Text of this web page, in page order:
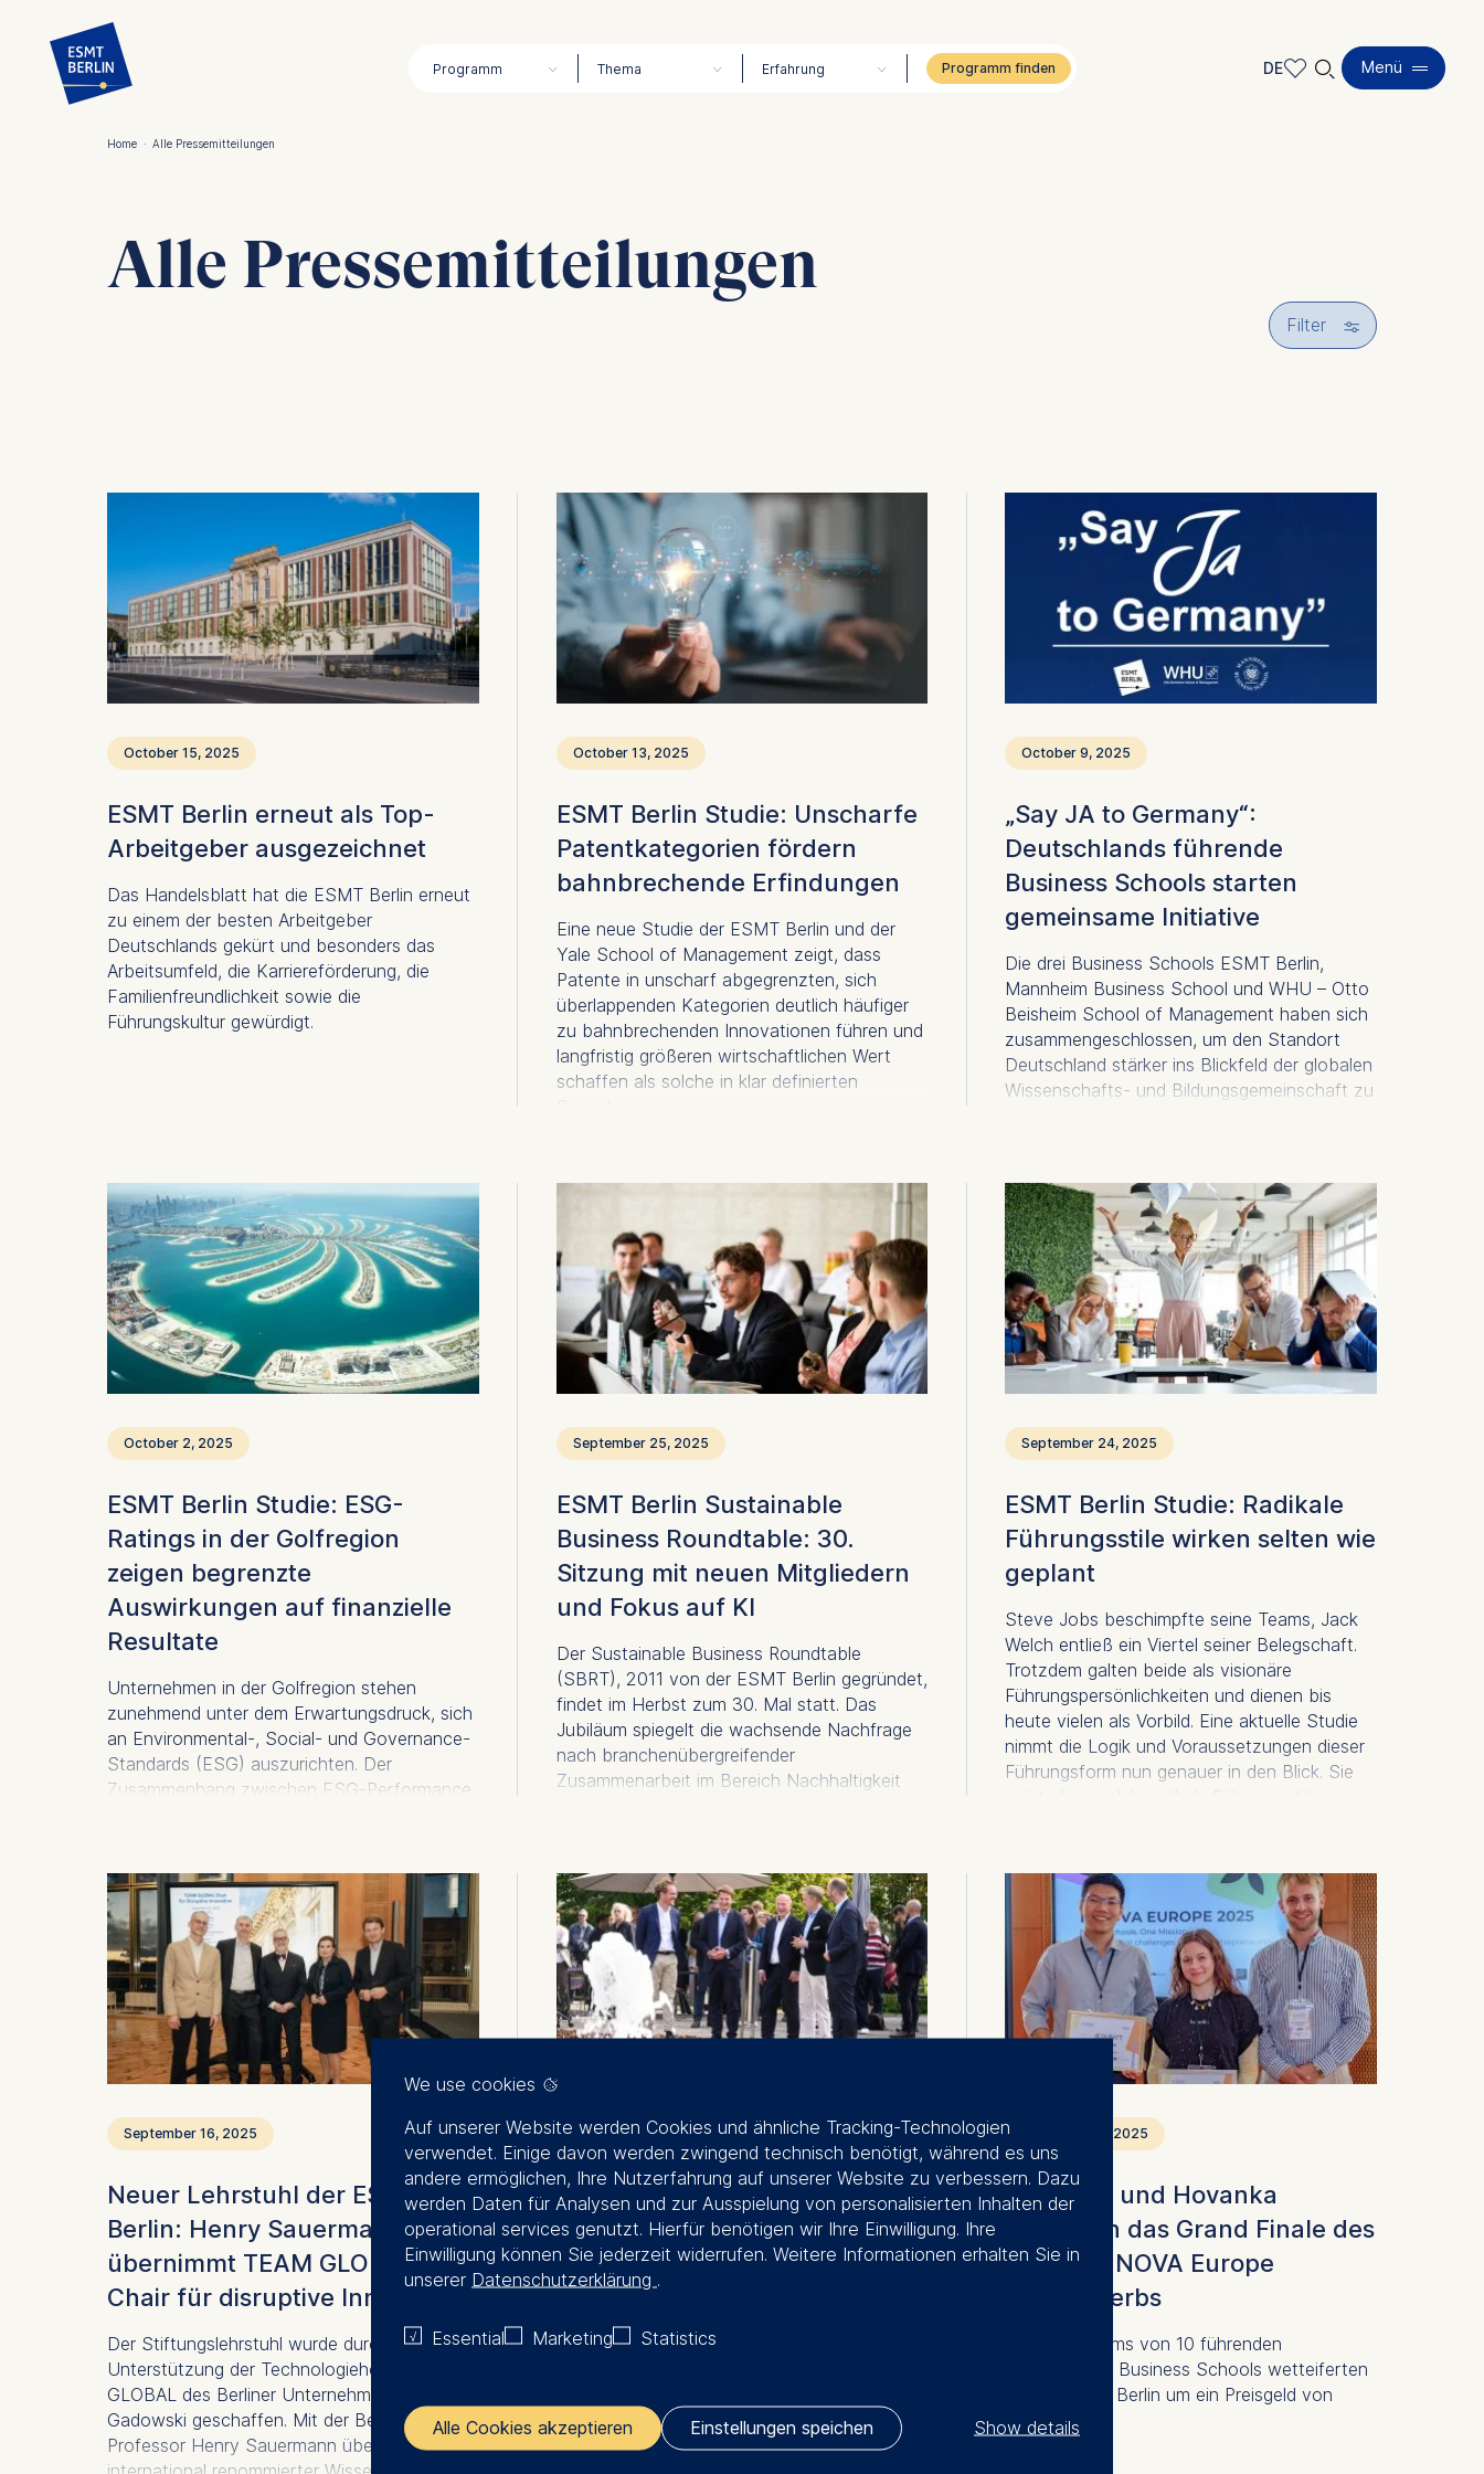
Inhalt
Programm Thema Erfahrung DE 🔍︎ Menü
Home · Alle Pressemitteilungen
Alle Pressemitteilungen
Filter 🎚︎
October 15, 2025
ESMT Berlin erneut als Top-
Arbeitgeber ausgezeichnet
Das Handelsblatt hat die ESMT Berlin erneut
zu einem der besten Arbeitgeber
Deutschlands gekürt und besonders das
Arbeitsumfeld, die Karriereförderung, die
Familienfreundlichkeit sowie die
Führungskultur gewürdigt.
October 13, 2025
ESMT Berlin Studie: Unscharfe
Patentkategorien fördern
bahnbrechende Erfindungen
Eine neue Studie der ESMT Berlin und der
Yale School of Management zeigt, dass
Patente in unscharf abgegrenzten, sich
überlappenden Kategorien deutlich häufiger
zu bahnbrechenden Innovationen führen und
langfristig größeren wirtschaftlichen Wert
schaffen als solche in klar definierten
October 9, 2025
„Say JA to Germany“:
Deutschlands führende
Business Schools starten
gemeinsame Initiative
Die drei Business Schools ESMT Berlin,
Mannheim Business School und WHU – Otto
Beisheim School of Management haben sich
zusammengeschlossen, um den Standort
Deutschland stärker ins Blickfeld der globalen
Wissenschafts- und Bildungsgemeinschaft zu
wandelnden politischen und
gesellschaftlichen Bedingungen in anderen
Weltregionen. Vor diesem Hintergrund wollen
die drei Hochschulen mit vereinter Stimme
auftreten und das internationale Interesse an
Studium, Forschung und Austausch in
Deutschland gezielt stärken.
October 2, 2025
ESMT Berlin Studie: ESG-
Ratings in der Golfregion
zeigen begrenzte
Auswirkungen auf finanzielle
Resultate
Unternehmen in der Golfregion stehen
zunehmend unter dem Erwartungsdruck, sich
an Environmental-, Social- und Governance-
Standards (ESG) auszurichten. Der
Zusammenhang zwischen ESG-Performance
in den Mitgliedsstaaten des Golf-
Kooperationsrat (GKR), die hohe ESG-
Ratings erzielen, auch überdurchschnittliche
finanzielle Resultate aufweisen.
September 25, 2025
ESMT Berlin Sustainable
Business Roundtable: 30.
Sitzung mit neuen Mitgliedern
und Fokus auf KI
Der Sustainable Business Roundtable
(SBRT), 2011 von der ESMT Berlin gegründet,
findet im Herbst zum 30. Mal statt. Das
Jubiläum spiegelt die wachsende Nachfrage
nach branchenübergreifender
Zusammenarbeit im Bereich Nachhaltigkeit
erweitert sich der inhaltliche Rahmen um
Lösungen in den Bereichen Energie und
Compliance sowie nachhaltige Lieferketten.
September 24, 2025
ESMT Berlin Studie: Radikale
Führungsstile wirken selten wie
geplant
Steve Jobs beschimpfte seine Teams, Jack
Welch entließ ein Viertel seiner Belegschaft.
Trotzdem galten beide als visionäre
Führungspersönlichkeiten und dienen bis
heute vielen als Vorbild. Eine aktuelle Studie
nimmt die Logik und Voraussetzungen dieser
Führungsform nun genauer in den Blick. Sie
anrichten als Nutzen stiften.
September 16, 2025
Neuer Lehrstuhl der ESMT
Berlin: Henry Sauermann
übernimmt TEAM GLOBAL
Chair für disruptive Innovation
Der Stiftungslehrstuhl wurde durch die
Unterstützung der Technologieholding TEAM
GLOBAL des Berliner Unternehmers Lukasz
Gadowski geschaffen. Mit der Berufung von
Professor Henry Sauermann übernimmt ein
September 14, 2025
ESMT Berlin eröffnet
historischen Mosaik-Brunnen
von Ortraud Lerch wieder
14. September 2025, am Tag des offenen
Staatsratsgebäudes der DDR auf dem
Campus der ESMT Berlin wiedereröffnet. Mit
September 8, 2025
AcouBatt und Hovanka
gewinnen das Grand Finale des
dritten INNOVA Europe
Wettbewerbs
Start-up-Teams von 10 führenden
europäischen Business Schools wetteiferten
an der ESMT Berlin um ein Preisgeld von
25.000 Euro.
We use cookies
Auf unserer Website werden Cookies und ähnliche Tracking-Technologien
verwendet. Einige davon werden zwingend technisch benötigt, während es uns
andere ermöglichen, Ihre Nutzerfahrung auf unserer Website zu verbessern. Dazu
werden Daten für Analysen und zur Ausspielung von personalisierten Inhalten der
operational services genutzt. Hierfür benötigen wir Ihre Einwilligung. Ihre
Einwilligung können Sie jederzeit widerrufen. Weitere Informationen erhalten Sie in
unserer Datenschutzerklärung .
Essential Marketing Statistics
Alle Cookies akzeptieren Einstellungen speichen Show details